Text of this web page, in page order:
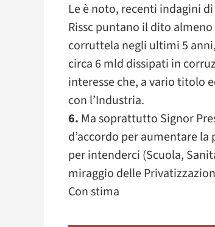
Le è noto, recenti indagini
Rissc puntano il dito
corruttela negli ultimi 5
circa 6 mld dissipati in
interesse che, a vario titolo
con l’Industria.
6. Ma soprattutto Signor
d’accordo per aumentare
per intenderci (Scuola,
miraggio delle
Con stima